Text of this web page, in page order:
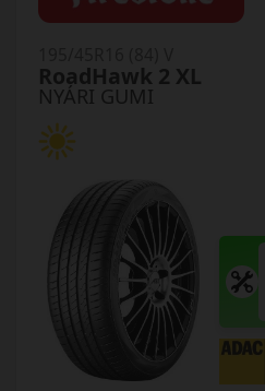
NYÁRI GUMI
RoadHawk 2 XL